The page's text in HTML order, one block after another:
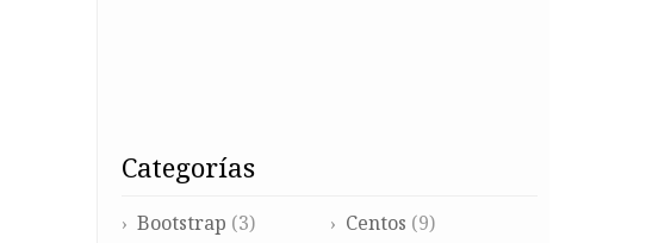
categorías
Bootstrap (3) Centos (9)